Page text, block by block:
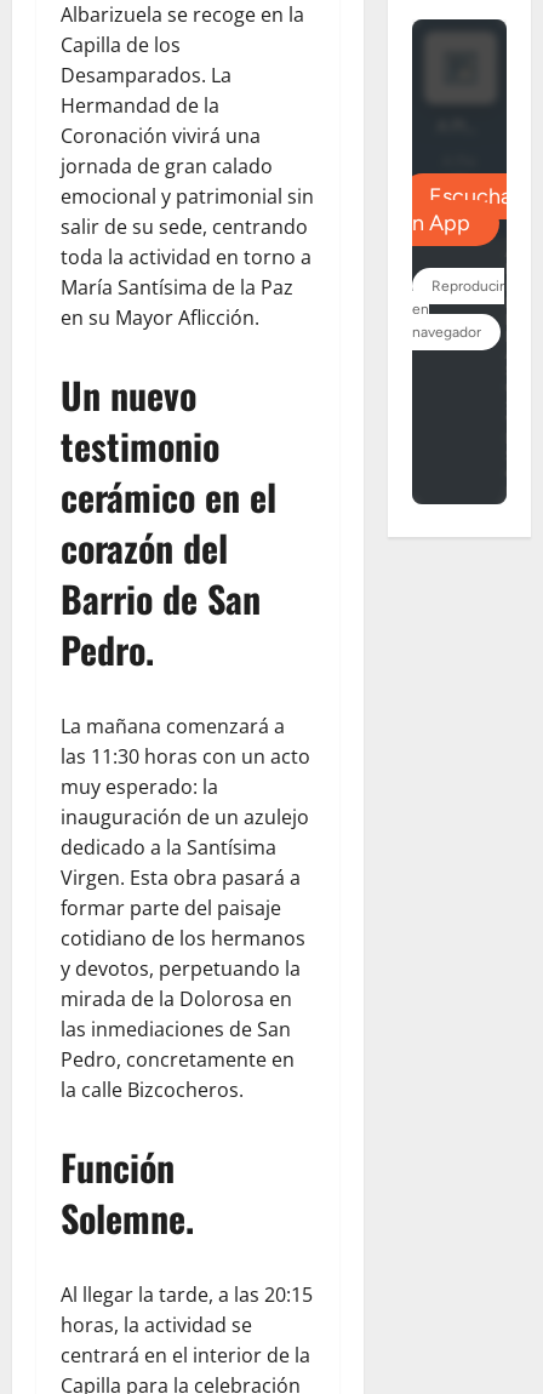
Albarizuela se recoge en la
Capilla de los
Desamparados. La
Hermandad de la
Coronación vivirá una
jornada de gran calado
emocional y patrimonial sin
salir de su sede, centrando
toda la actividad en torno a
María Santísima de la Paz
en su Mayor Aflicción.
Un nuevo
testimonio
cerámico en el
corazón del
Barrio de San
Pedro.
La mañana comenzará a
las 11:30 horas con un acto
muy esperado: la
inauguración de un azulejo
dedicado a la Santísima
Virgen. Esta obra pasará a
formar parte del paisaje
cotidiano de los hermanos
y devotos, perpetuando la
mirada de la Dolorosa en
las inmediaciones de San
Pedro, concretamente en
la calle Bizcocheros.
Función
Solemne.
Al llegar la tarde, a las 20:15
horas, la actividad se
centrará en el interior de la
Capilla para la celebración